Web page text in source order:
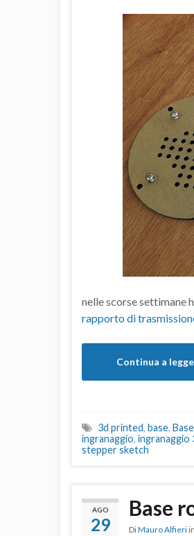
nelle scorse settimane
rapporto di
Continua a
3d printed, base,
ingranaggio, ingranaggio
stepper sketch
AGO
29
Base
DiMauro Alfieri in